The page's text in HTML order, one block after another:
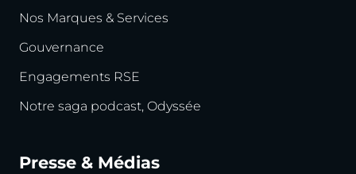
Nos Marques & Services
Gouvernance
Engagements RSE
Notre saga podcast, Odyssée
Presse & Médias